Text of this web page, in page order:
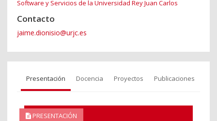
Software y Servicios de la Universidad Rey Juan Carlos
Contacto
jaime.dionisio@urjc.es
Presentación Docencia Proyectos Publicaciones
PRESENTACIÓN